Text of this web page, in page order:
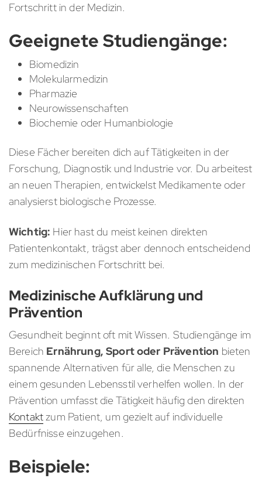
Fortschritt in der Medizin.
Geeignete Studiengänge:
Biomedizin
Molekularmedizin
Pharmazie
Neurowissenschaften
Biochemie oder Humanbiologie
Diese Fächer bereiten dich auf Tätigkeiten in der
Forschung, Diagnostik und Industrie vor. Du arbeitest
an neuen Therapien, entwickelst Medikamente oder
analysierst biologische Prozesse.
Wichtig: Hier hast du meist keinen direkten
Patientenkontakt, trägst aber dennoch entscheidend
zum medizinischen Fortschritt bei.
Medizinische Aufklärung und
Prävention
Gesundheit beginnt oft mit Wissen. Studiengänge im
Bereich Ernährung, Sport oder Prävention bieten
spannende Alternativen für alle, die Menschen zu
einem gesunden Lebensstil verhelfen wollen. In der
Prävention umfasst die Tätigkeit häufig den direkten
Kontaktzum Patient, um gezielt auf individuelle
Bedürfnisse einzugehen.
Beispiele: